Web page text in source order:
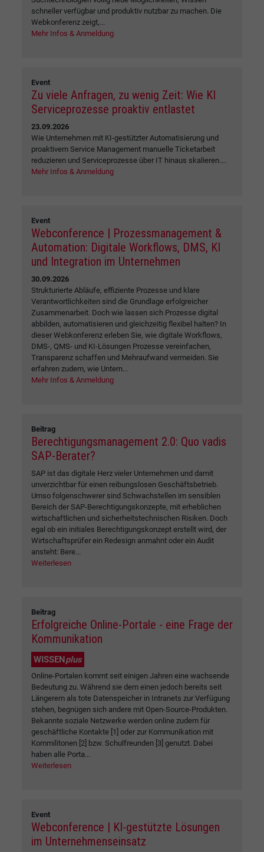
schneller verfügbar und produktiv nutzbar zu machen. Die
Webkonferenz zeigt,...
Mehr Infos & Anmeldung
Event
Zu viele Anfragen, zu wenig Zeit: Wie KI
Serviceprozesse proaktiv entlastet
23.09.2026
Wie Unternehmen mit KI-gestützter Automatisierung und
proaktivem Service Management manuelle Ticketarbeit
reduzieren und Serviceprozesse über IT hinaus skalieren....
Mehr Infos & Anmeldung
Event
Webconference | Prozessmanagement &
Automation: Digitale Workflows, DMS, KI
und Integration im Unternehmen
30.09.2026
Strukturierte Abläufe, effiziente Prozesse und klare
Verantwortlichkeiten sind die Grundlage erfolgreicher
Zusammenarbeit. Doch wie lassen sich Prozesse digital
abbilden, automatisieren und gleichzeitig flexibel halten? In
dieser Webkonferenz erleben Sie, wie digitale Workflows,
DMS-, QMS- und KI-Lösungen Prozesse vereinfachen,
Transparenz schaffen und Mehraufwand vermeiden. Sie
erfahren zudem, wie Untern...
Mehr Infos & Anmeldung
Beitrag
Berechtigungsmanagement 2.0: Quo vadis
SAP-Berater?
SAP ist das digitale Herz vieler Unternehmen und damit
unverzichtbar für einen reibungslosen Geschäftsbetrieb.
Umso folgenschwerer sind Schwachstellen im sensiblen
Bereich der SAP-Berechtigungskonzepte, mit erheblichen
wirtschaftlichen und sicherheitstechnischen Risiken. Doch
egal ob ein initiales Berechtigungskonzept erstellt wird, der
Wirtschaftsprüfer ein Redesign anmahnt oder ein Audit
ansteht: Bere...
Weiterlesen
Beitrag
Erfolgreiche Online-Portale - eine Frage der
Kommunikation
WISSEN plus
Online-Portalen kommt seit einigen Jahren eine wachsende
Bedeutung zu. Während sie dem einen jedoch bereits seit
Längerem als tote Datenspeicher in Intranets zur Verfügung
stehen, begnügen sich andere mit Open-Source-Produkten.
Bekannte soziale Netzwerke werden online zudem für
geschäftliche Kontakte [1] oder zur Kommunikation mit
Kommilitonen [2] bzw. Schulfreunden [3] genutzt. Dabei
haben alle Porta...
Weiterlesen
Event
Webconference | KI-gestützte Lösungen
im Unternehmenseinsatz